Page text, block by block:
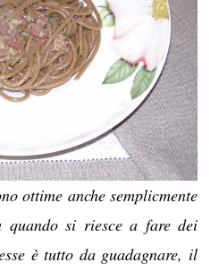
ottime anche semplicmente
si riesce a fare dei
è tutto da guadagnare, il